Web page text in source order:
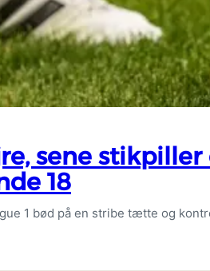
sene
18
1 bød på en stribe tætte og